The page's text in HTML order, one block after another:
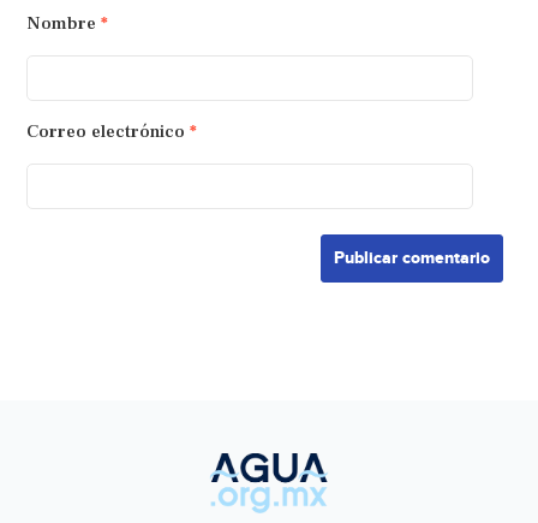
Nombre *
Correo electrónico *